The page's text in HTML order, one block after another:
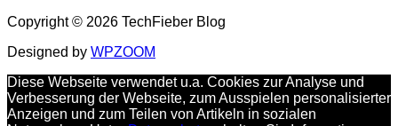
Copyright © 2026 TechFieber Blog
Designed by WPZOOM
Diese Webseite verwendet u.a. Cookies zur Analyse und
Verbesserung der Webseite, zum Ausspielen personalisierter
Anzeigen und zum Teilen von Artikeln in sozialen